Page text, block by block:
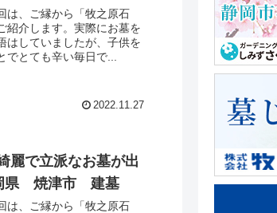
は、ご縁から「牧之原石
紹介します。実際にお墓を
はしていましたが、子供を
とても辛い毎日で...
2022.11.27
麗で立派なお墓が出
県 焼津市 建墓
は、ご縁から「牧之原石